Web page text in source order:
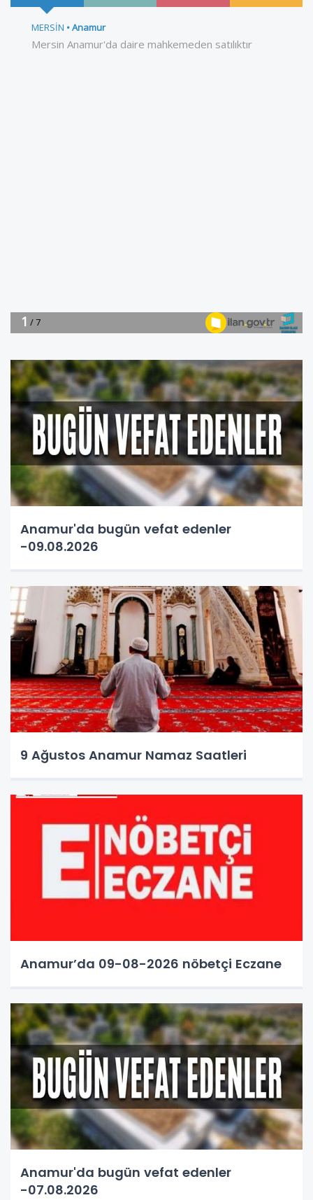
Anamur'da bugün vefat edenler
-09.08.2026
9 Ağustos Anamur Namaz Saatleri
Anamur’da 09-08-2026 nöbetçi Eczane
Anamur'da bugün vefat edenler
-07.08.2026